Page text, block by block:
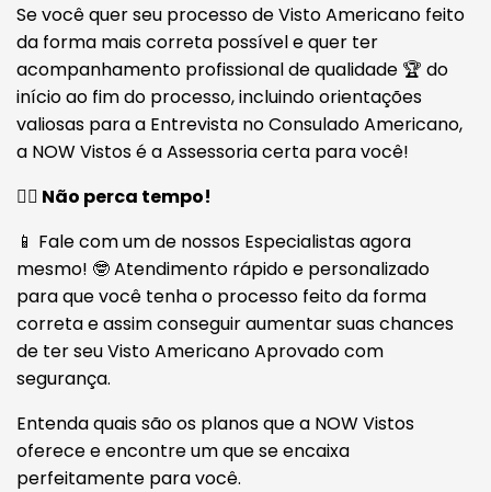
Se você quer seu processo de Visto Americano feito
da forma mais correta possível e quer ter
acompanhamento profissional de qualidade 🏆 do
início ao fim do processo, incluindo orientações
valiosas para a Entrevista no Consulado Americano,
a NOW Vistos é a Assessoria certa para você!
🏃‍♂️ Não perca tempo!
📱 Fale com um de nossos Especialistas agora
mesmo! 🤓 Atendimento rápido e personalizado
para que você tenha o processo feito da forma
correta e assim conseguir aumentar suas chances
de ter seu Visto Americano Aprovado com
segurança.
Entenda quais são os planos que a NOW Vistos
oferece e encontre um que se encaixa
perfeitamente para você.